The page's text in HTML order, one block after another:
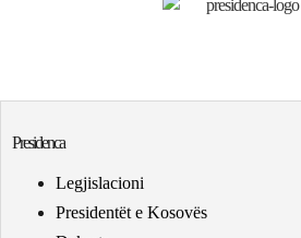
Presidenca
Legjislacioni
Presidentët e Kosovës